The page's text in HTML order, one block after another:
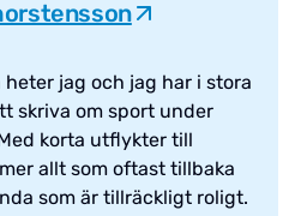
jag och jag har i stora
skriva om sport under
korta utflykter till
allt som oftast tillbaka
som är tillräckligt roligt.